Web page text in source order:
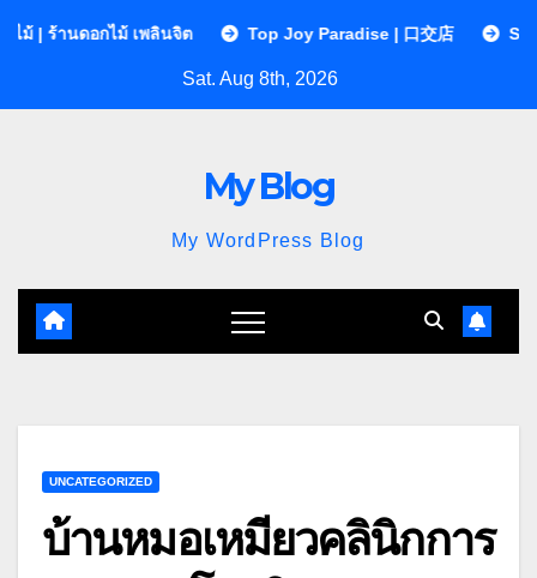
เพลินจิต Top Joy Paradise | 口交店 Sequences Clinic
Sat. Aug 8th, 2026
My Blog
My WordPress Blog
UNCATEGORIZED
บ้านหมอเหมียวคลินิกการ